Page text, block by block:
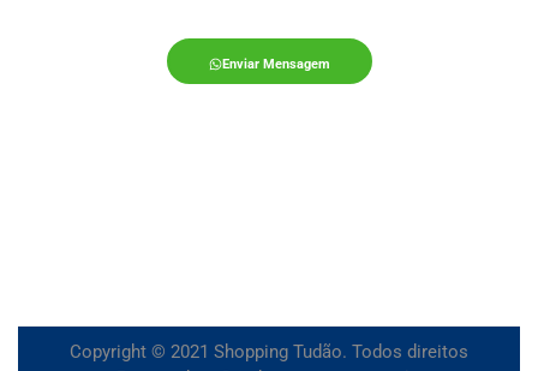
Enviar Mensagem
Copyright © 2021 Shopping Tudão. Todos direitos